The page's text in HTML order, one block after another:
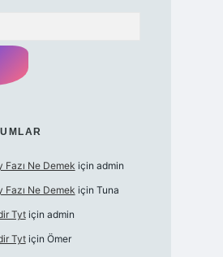
Fazı Ne Demek için admin
Fazı Ne Demek için Tuna
Tytiçin admin
Tytiçin Ömer